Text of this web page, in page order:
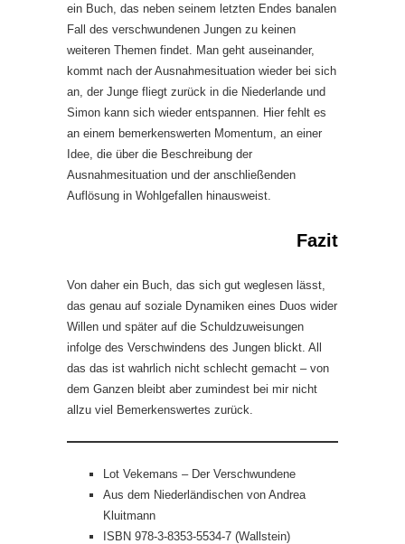
ein Buch, das neben seinem letzten Endes banalen
Fall des verschwundenen Jungen zu keinen
weiteren Themen findet. Man geht auseinander,
kommt nach der Ausnahmesituation wieder bei sich
an, der Junge fliegt zurück in die Niederlande und
Simon kann sich wieder entspannen. Hier fehlt es
an einem bemerkenswerten Momentum, an einer
Idee, die über die Beschreibung der
Ausnahmesituation und der anschließenden
Auflösung in Wohlgefallen hinausweist.
Fazit
Von daher ein Buch, das sich gut weglesen lässt,
das genau auf soziale Dynamiken eines Duos wider
Willen und später auf die Schuldzuweisungen
infolge des Verschwindens des Jungen blickt. All
das das ist wahrlich nicht schlecht gemacht – von
dem Ganzen bleibt aber zumindest bei mir nicht
allzu viel Bemerkenswertes zurück.
Lot Vekemans – Der Verschwundene
Aus dem Niederländischen von Andrea
Kluitmann
ISBN 978-3-8353-5534-7 (Wallstein)